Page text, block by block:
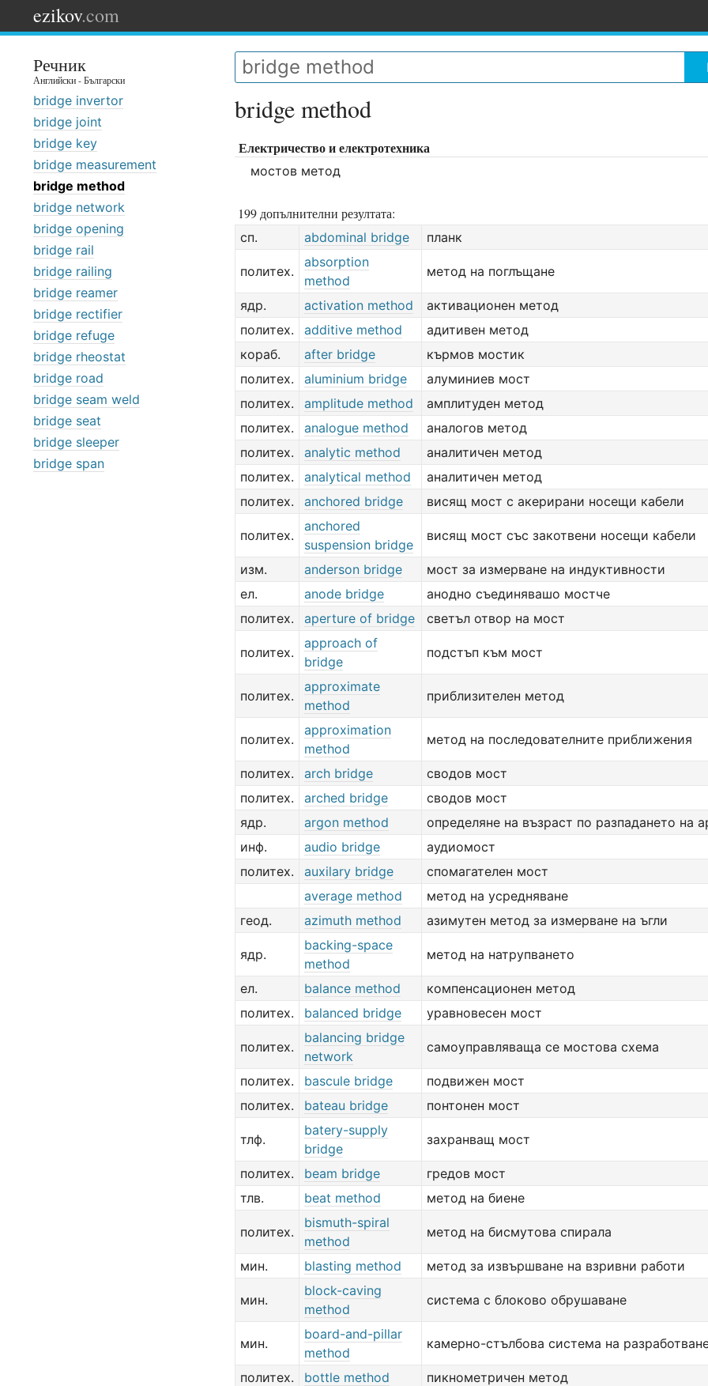
ezikov.com
Речник
Английски - Български
bridge invertor
bridge joint
bridge key
bridge measurement
bridge method
bridge network
bridge opening
bridge rail
bridge railing
bridge reamer
bridge rectifier
bridge refuge
bridge rheostat
bridge road
bridge seam weld
bridge seat
bridge sleeper
bridge span
bridge method
Електричество и електротехника
мостов метод
199 допълнителни резултата:
сп. abdominal bridge планк
политех.
absorption
method
метод на поглъщане
ядр. activation method
активационен метод
политех.
additive method
адитивен метод
кораб.
after bridge
кърмов мостик
политех.
aluminium bridge
алуминиев мост
политех.
amplitude method
амплитуден метод
политех.
analogue method
аналогов метод
политех.
analytic method
аналитичен метод
политех.
analytical method
аналитичен метод
политех.
anchored bridge висящ мост с акерирани носещи кабели
политех.
anchored
suspension bridge
висящ мост със закотвени носещи кабели
изм. anderson bridge
мост за измерване на индуктивности
ел.
anode bridge
анодно съединявашо мостче
политех.
aperture of bridge светъл отвор на мост
политех.
approach of
bridge
подстъп към мост
политех.
approximate
method
приблизителен метод
политех.
approximation
method
метод на последователните приближения
политех. arch bridge
сводов мост
политех.
arched bridge
сводов мост
ядр.
argon method
определяне на възраст по разпадането на
инф.
audio bridge
аудиомост
политех.
auxilary bridge
спомагателен мост
average method
метод на усредняване
геод.
azimuth method азимутен метод за измерване на ъгли
ядр.
backing-space
method
метод на натрупването
ел. balance method
компенсационен метод
политех.
balanced bridge уравновесен мост
политех.
balancing bridge
network
самоуправляваща се мостова схема
политех. bascule bridge
подвижен мост
политех.
bateau bridge понтонен мост
тлф.
batery-supply
bridge
захранващ мост
политех. beam bridge
гредов мост
тлв.
beat method метод на биене
политех.
bismuth-spiral
method
метод на бисмутова спирала
мин. blasting method метод за извършване на взривни работи
мин.
block-caving
method
система с блоково обрушаване
мин.
board-and-pillar
method
камерно-стълбова система на
политех. bottle method пикнометричен метод